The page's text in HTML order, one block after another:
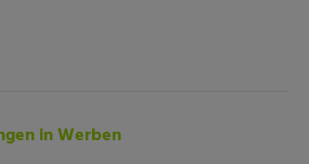
in Werben